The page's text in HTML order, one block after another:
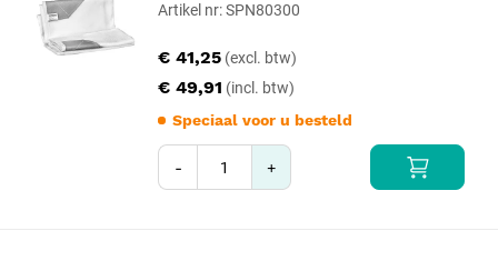
Artikel nr: SPN80300
€ 49,91
€ 41,25
Speciaal voor u besteld
- +